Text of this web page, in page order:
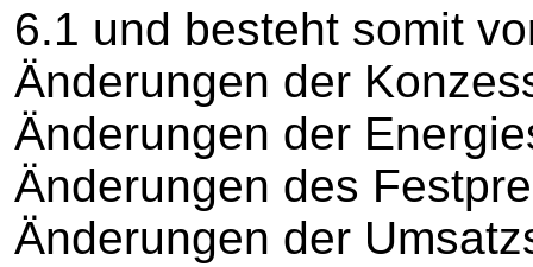
6.1 und besteht somit
Änderungen der
Änderungen der
Änderungen des
Änderungen der